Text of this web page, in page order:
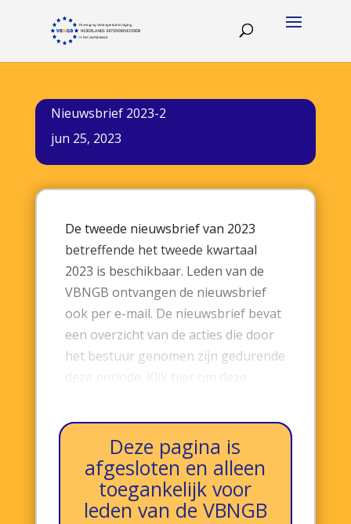
Nieuwsbrief 2023-2
jun 25, 2023
De tweede nieuwsbrief van 2023
betreffende het tweede kwartaal
2023 is beschikbaar. Leden van de
VBNGB ontvangen de nieuwsbrief
ook per e-mail. De nieuwsbrief bevat
een overzicht van de acties die door
het bestuur genomen zijn gedurende
deze periode. Klik hier om deze
Deze pagina is
afgesloten en alleen
toegankelijk voor
leden van de VBNGB